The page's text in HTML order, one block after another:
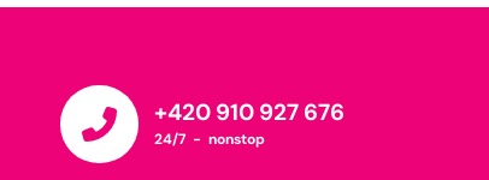
+420 910 927 676
24/7 - nonstop